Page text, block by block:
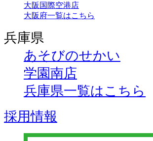
大阪国際空港店
大阪府一覧はこちら
兵庫県
あそびのせかい
学園南店
兵庫県一覧はこちら
採用情報